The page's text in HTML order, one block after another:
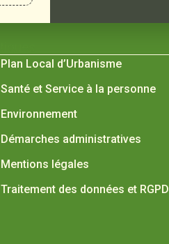
Plan Local d’Urbanisme
Santé et Service à la personne
Environnement
Démarches administratives
Mentions légales
Traitement des données et RGPD